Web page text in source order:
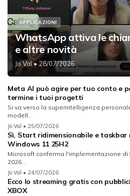
APPLICAZIONI
WhatsApp attiva le
e altre novità
Jo Val• 28/07/2026
Meta AI può agire per tuo conto e
termine i tuoi progetti
Si va verso la superintelligenza
modell...
Jo Val • 25/07/2026
Sì, Start ridimensionabile e taskbar
Windows 11 25H2
Microsoft conferma l'implementazione di
2026...
Jo Val • 24/07/2026
Ecco lo streaming gratis con
XBOX